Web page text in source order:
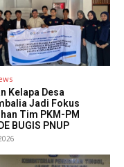
Kelapa Desa
Jadi Fokus
Tim PKM-PM
BUGIS PNUP